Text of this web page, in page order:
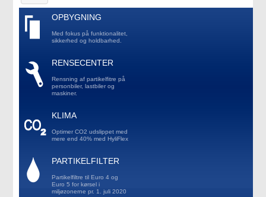
OPBYGNING
Med fokus på funktionalitet,
sikkerhed og holdbarhed.
RENSECENTER
Rensning af partikelfitre på
personbiler, lastbiler og
maskiner.
KLIMA
Optimer CO2 udslippet med
mere end 40% med HyliFlex
PARTIKELFILTER
Partikelfiltre til Euro 4 og
Euro 5 for kørsel i
miljøzonerne pr. 1. juli 2020